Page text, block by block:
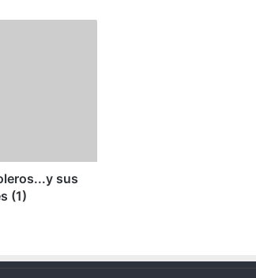
sus
(1)